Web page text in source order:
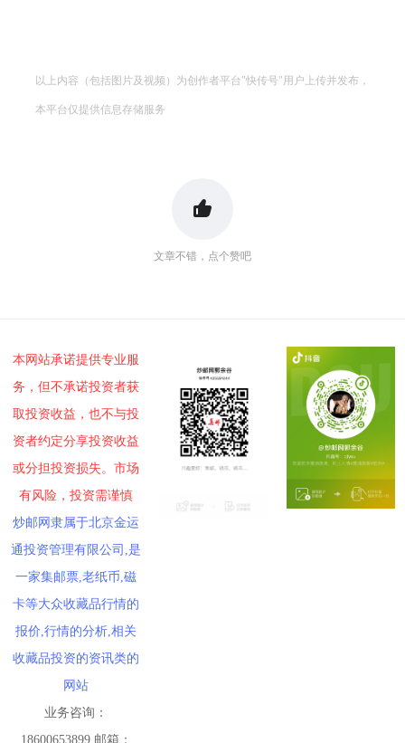
以上内容（包括图片及视频）为创作者平台"快传号"用户上传并发布，
本平台仅提供信息存储服务
文章不错，点个赞吧
本网站承诺提供专业服
务，但不承诺投资者获
取投资收益，也不与投
资者约定分享投资收益
或分担投资损失。市场
有风险，投资需谨慎
炒邮网隶属于北京金运
通投资管理有限公司,是
一家集邮票,老纸币,磁
卡等大众收藏品行情的
报价,行情的分析,相关
收藏品投资的资讯类的
网站
业务咨询：
18600653899 邮箱：